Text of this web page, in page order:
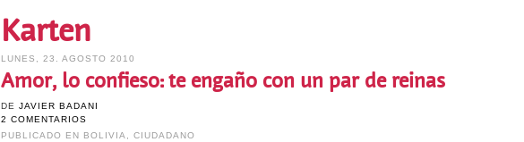
Karten
LUNES, 23. AGOSTO 2010
Amor, lo confieso: te engaño con un par de reinas
DE JAVIER BADANI
2 COMENTARIOS
PUBLICADO EN BOLIVIA ,CIUDADANO